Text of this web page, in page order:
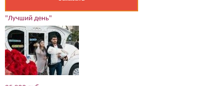
"Лучший день"